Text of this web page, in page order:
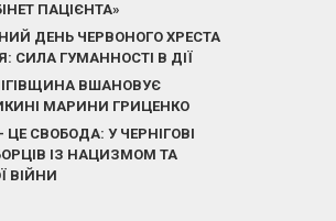
ПАЦІЄНТА»
ДЕНЬ ЧЕРВОНОГО ХРЕСТА
СИЛА ГУМАННОСТІ В ДІЇ
ВШАНОВУЄ
МАРИНИ ГРИЦЕНКО
СВОБОДА: У ЧЕРНІГОВІ
ІЗ НАЦИЗМОМ ТА
ВІЙНИ